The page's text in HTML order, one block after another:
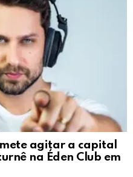
agitar a capital
na Éden Club em